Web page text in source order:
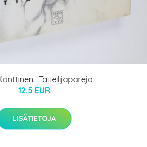
: Taiteilijapareja
12.5 EUR
LISÄTIETOJA